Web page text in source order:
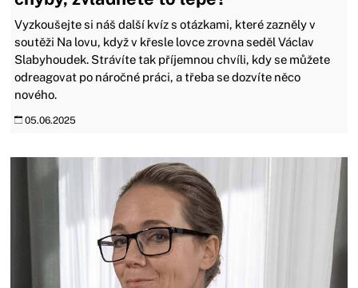
Vyzkoušejte si náš další kvíz s otázkami, které zazněly v
soutěži Na lovu, když v křesle lovce zrovna seděl Václav
Slabyhoudek. Strávíte tak příjemnou chvíli, kdy se můžete
odreagovat po náročné práci, a třeba se dozvíte něco
nového.
05.06.2025